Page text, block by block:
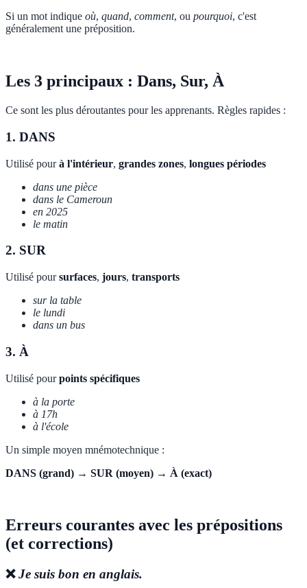
Si un mot indique où, quand, comment, ou pourquoi, c'est
généralement une préposition.
Les 3 principaux : Dans, Sur, À
Ce sont les plus déroutantes pour les apprenants. Règles rapides :
1. DANS
Utilisé pourà l'intérieur, grandes zones, longues périodes
dans une pièce
dans le Cameroun
en 2025
le matin
2. SUR
Utilisé poursurfaces, jours, transports
sur la table
le lundi
dans un bus
3. À
Utilisé pourpoints spécifiques
à la porte
à 17h
à l'école
Un simple moyen mnémotechnique :
DANS (grand) → SUR (moyen) → À (exact)
Erreurs courantes avec les prépositions
(et corrections)
❌Je suis bon en anglais.